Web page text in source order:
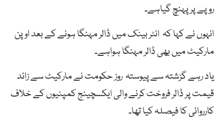
روپے پر پہنچ گیاہے۔
انہوں نے کہا کہ انٹر بینک میں ڈالر مہنگا ہونے کے بعد اوپن
مارکیٹ میں بھی ڈالر مہنگا ہواہے۔
یاد رہے گزشتہ سے پیوستہ روز حکومت نے مارکیٹ سے زائد
قیمت پر ڈالر فروخت کرنے والی ایکسچینج کمپنیوں کے خلاف
کارروائی کا فیصلہ کیا تھا۔